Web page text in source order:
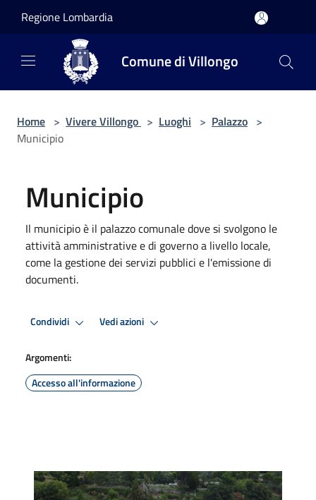
Regione Lombardia
Comune di Villongo
Home > Vivere Villongo > Luoghi > Palazzo >
Municipio
Municipio
Il municipio è il palazzo comunale dove si svolgono le
attività amministrative e di governo a livello locale,
come la gestione dei servizi pubblici e l'emissione di
documenti.
Condividi Vedi azioni
Argomenti:
Accesso all'informazione